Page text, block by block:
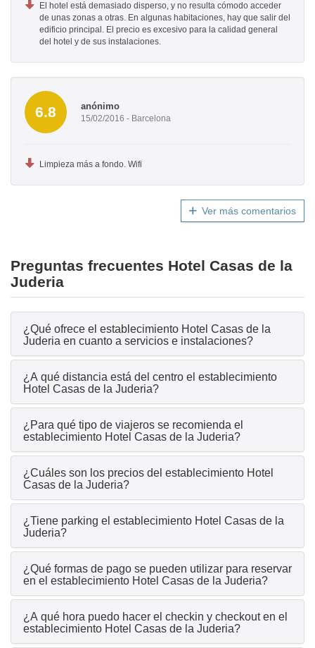
El hotel está demasiado disperso, y no resulta cómodo acceder
de unas zonas a otras. En algunas habitaciones, hay que salir del
edificio principal. El precio es excesivo para la calidad general
del hotel y de sus instalaciones.
6.8 anónimo
15/02/2016 - Barcelona
Limpieza más a fondo. Wifi
Ver más comentarios
Preguntas frecuentes Hotel Casas de la
Juderia
¿Qué ofrece el establecimiento Hotel Casas de la
Juderia en cuanto a servicios e instalaciones?
¿A qué distancia está del centro el establecimiento
Hotel Casas de la Juderia?
¿Para qué tipo de viajeros se recomienda el
establecimiento Hotel Casas de la Juderia?
¿Cuáles son los precios del establecimiento Hotel
Casas de la Juderia?
¿Tiene parking el establecimiento Hotel Casas de la
Juderia?
¿Qué formas de pago se pueden utilizar para reservar
en el establecimiento Hotel Casas de la Juderia?
¿A qué hora puedo hacer el checkin y checkout en el
establecimiento Hotel Casas de la Juderia?